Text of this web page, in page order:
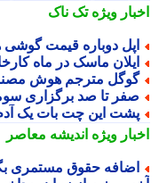
ویژهتک ناک
دوباره قیمت گوشی ها
ماسک در ماه
مترجم هوش مصنوعی
تا صد برگزاری سومین
این چت بات یک آدم
ویژهاندیشه معاصر
حقوق مستمری